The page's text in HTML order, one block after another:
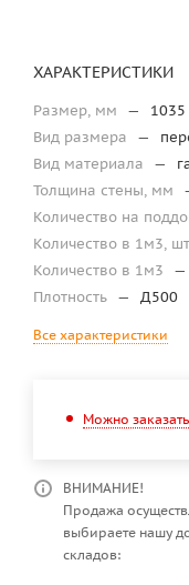
ХАРАКТЕРИСТИКИ
Размер, мм —
1035
Вид размера
—
Вид материала
—
Толщина стены, мм
Количество на
Количество в 1м3, шт
Количество в 1м3
—
Плотность — Д500
Все характеристики
Можно заказать
ВНИМАНИЕ!
Продажа
выбираете нашу
складов: